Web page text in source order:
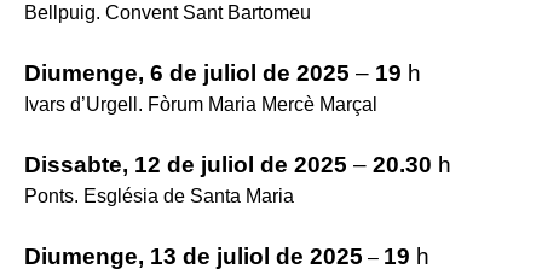
Bellpuig. Convent Sant Bartomeu
Diumenge, 6 de juliol de 2025 – 19 h
Ivars d’Urgell. Fòrum Maria Mercè Marçal
Dissabte, 12 de juliol de 2025 – 20.30 h
Ponts. Església de Santa Maria
Diumenge, 13 de juliol de 2025 – 19 h